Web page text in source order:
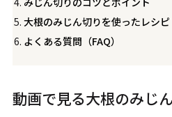
大根のみじん切りを使ったレシピ
よくある質問（FAQ）
動画で見る大根のみじ